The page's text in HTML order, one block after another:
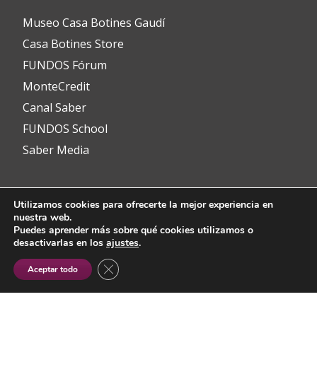
Museo Casa Botines Gaudí
Casa Botines Store
FUNDOS Fórum
MonteCredit
Canal Saber
FUNDOS School
Saber Media
Contacto
info@fundos.es
Avenida del Padre Isla, 8
24002 León (España)
Utilizamos cookies para ofrecerte la mejor experiencia en
nuestra web.
Puedes aprender más sobre qué cookies utilizamos o
desactivarlas en los ajustes.
Aceptar todo CERRAR EL BANNER DE COOKIES